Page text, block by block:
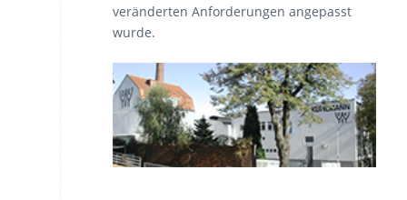
veränderten Anforderungen angepasst
wurde.